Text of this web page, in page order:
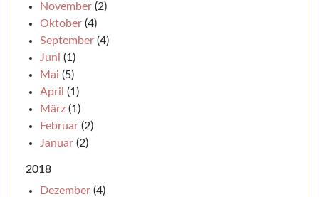
November (2)
Oktober (4)
September (4)
Juni (1)
Mai (5)
April (1)
März (1)
Februar (2)
Januar (2)
2018
Dezember (4)